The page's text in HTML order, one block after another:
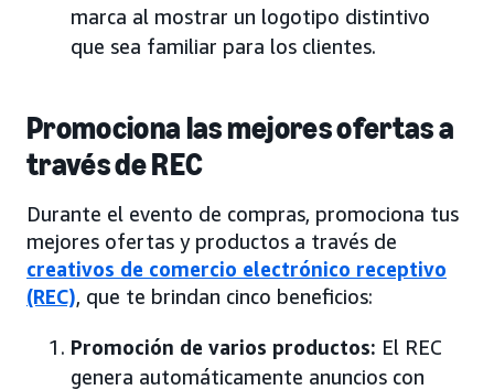
marca al mostrar un logotipo distintivo
que sea familiar para los clientes.
Promociona las mejores ofertas a
través de REC
Durante el evento de compras, promociona tus
mejores ofertas y productos a través de
creativos de comercio electrónico receptivo
(REC), que te brindan cinco beneficios:
Promoción de varios productos: El REC
genera automáticamente anuncios con